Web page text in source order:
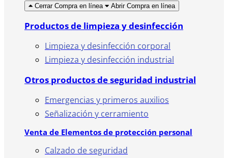
Cerrar Compra en línea Abrir Compra en línea
Productos de limpieza y desinfección
Limpieza y desinfección corporal
Limpieza y desinfección industrial
Otros productos de seguridad industrial
Emergencias y primeros auxilios
Señalización y cerramiento
Venta de Elementos de protección personal
Calzado de seguridad